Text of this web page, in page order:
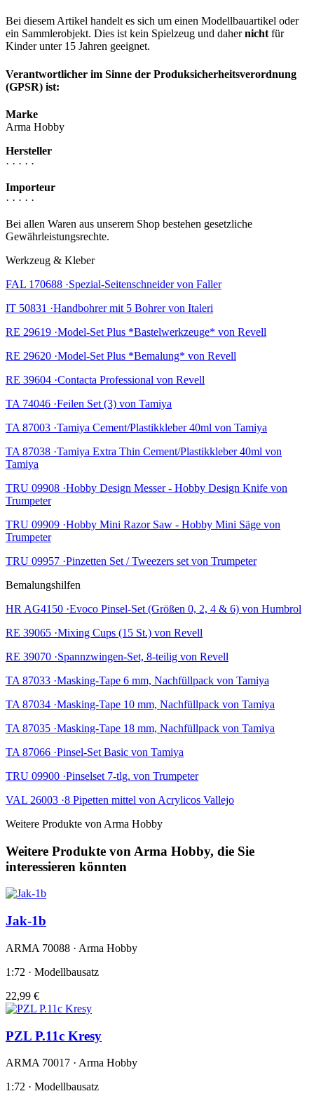
Bei diesem Artikel handelt es sich um einen Modellbauartikel oder
ein Sammlerobjekt. Dies ist kein Spielzeug und dahernicht für
Kinder unter 15 Jahren geeignet.
Verantwortlicher im Sinne der Produksicherheitsverordnung
(GPSR) ist:
Marke
Arma Hobby
Hersteller
· · · · ·
Importeur
· · · · ·
Bei allen Waren aus unserem Shop bestehen gesetzliche
Gewährleistungsrechte.
Werkzeug & Kleber
FAL 170688 ·Spezial-Seitenschneider von Faller
IT 50831 ·Handbohrer mit 5 Bohrer von Italeri
RE 29619 ·Model-Set Plus *Bastelwerkzeuge* von Revell
RE 29620 ·Model-Set Plus *Bemalung* von Revell
RE 39604 ·Contacta Professional von Revell
TA 74046 ·Feilen Set (3) von Tamiya
TA 87003 ·Tamiya Cement/Plastikkleber 40ml von Tamiya
TA 87038 ·Tamiya Extra Thin Cement/Plastikkleber 40ml von
Tamiya
TRU 09908 ·Hobby Design Messer - Hobby Design Knife von
Trumpeter
TRU 09909 ·Hobby Mini Razor Saw - Hobby Mini Säge von
Trumpeter
TRU 09957 ·Pinzetten Set / Tweezers set von Trumpeter
Bemalungshilfen
HR AG4150 ·Evoco Pinsel-Set (Größen 0, 2, 4 & 6) von Humbrol
RE 39065 ·Mixing Cups (15 St.) von Revell
RE 39070 ·Spannzwingen-Set, 8-teilig von Revell
TA 87033 ·Masking-Tape 6 mm, Nachfüllpack von Tamiya
TA 87034 ·Masking-Tape 10 mm, Nachfüllpack von Tamiya
TA 87035 ·Masking-Tape 18 mm, Nachfüllpack von Tamiya
TA 87066 ·Pinsel-Set Basic von Tamiya
TRU 09900 ·Pinselset 7-tlg. von Trumpeter
VAL 26003 ·8 Pipetten mittel von Acrylicos Vallejo
Weitere Produkte von Arma Hobby
Weitere Produkte von Arma Hobby, die Sie
interessieren könnten
Jak-1b
ARMA 70088 · Arma Hobby
1:72 · Modellbausatz
22,99 €
PZL P.11c Kresy
ARMA 70017 · Arma Hobby
1:72 · Modellbausatz